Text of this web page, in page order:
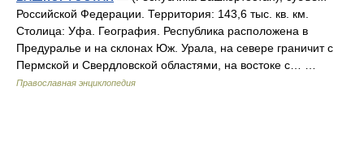
Российской Федерации. Территория: 143,6 тыс. кв. км.
Столица: Уфа. География. Республика расположена в
Предуралье и на склонах Юж. Урала, на севере граничит с
Пермской и Свердловской областями, на востоке с… …
Православная энциклопедия